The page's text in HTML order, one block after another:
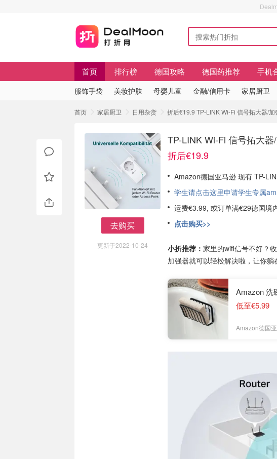
首页 排行榜 德国攻略 德国药推荐 手机
服饰手袋 美妆护肤 母婴儿童 金融/信用卡 家居厨卫
首页 家居厨卫 日用杂货 折后€19.9 TP-LINK Wi-Fi 信号拓大器/
去购买
更新于2022-10-24
TP-LINK Wi-Fi 信号拓大
折后€19.9
Amazon德国亚马逊 现有 TP-
学生请点击这里申请学生专属
运费€3.99, 或订单满€29德国境
点击购买>>
小折推荐： 家里的wifi信号不好？
加强器就可以轻松解决啦，让你躺
Amazon 洗
低至€5.99
Amazon德国